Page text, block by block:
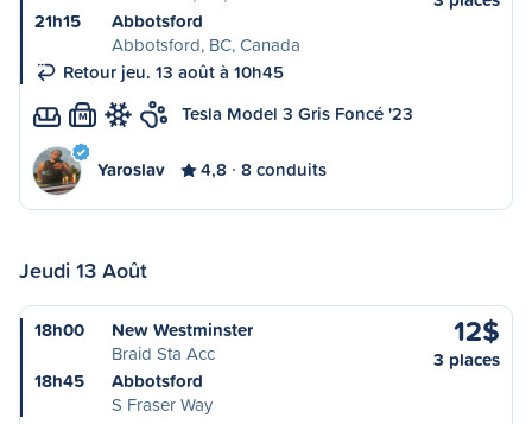
21h15
Abbotsford
Abbotsford, BC, Canada
Retour jeu. 13 août à 10h45
M Tesla Model 3 Gris Foncé '23
Yaroslav 4,8 8 conduits
Jeudi 13 Août
18h00
New Westminster
Braid Sta Acc
18h45
Abbotsford
S Fraser Way
12$
3 places